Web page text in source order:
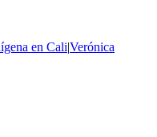
en Cali|Verónica